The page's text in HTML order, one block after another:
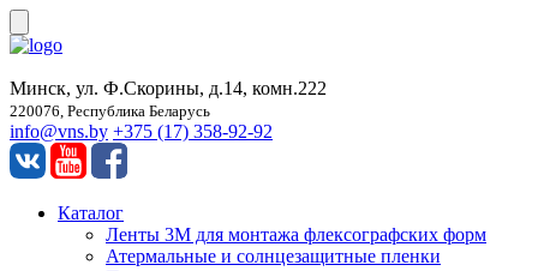
Минск, ул. Ф.Скорины, д.14, комн.222
220076, Республика Беларусь
info@vns.by +375 (17) 358-92-92
Каталог
Ленты 3М для монтажа флексографских форм
Атермальные и солнцезащитные пленки